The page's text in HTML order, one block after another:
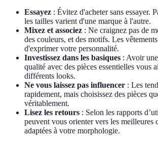
Essayez : Évitez d'acheter sans essayer.
les tailles varient d'une marque à l'autre.
Mixez et associez : Ne craignez pas de
des couleurs, et des motifs. Les
d'exprimer votre personnalité.
Investissez dans les basiques : Avoir
qualité avec des pièces essentielles vous
différents looks.
Ne vous laissez pas influencer : Les
rapidement, mais choisissez des pièces
véritablement.
Lisez les retours : Selon les rapports
peuvent vous orienter vers les meilleures
adaptées à votre morphologie.